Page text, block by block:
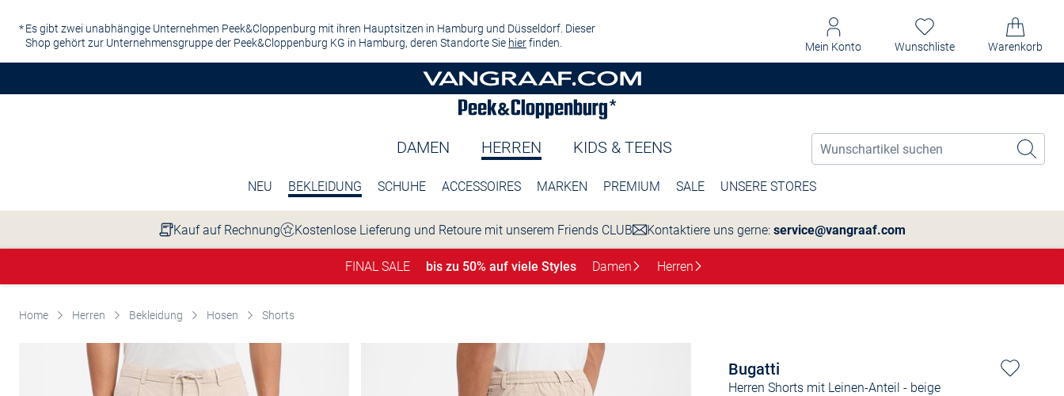
Es gibt zwei unabhängige Unternehmen Peek&Cloppenburg mit ihren Hauptsitzen in Hamburg und Düsseldorf. Dieser
Shop gehört zur Unternehmensgruppe der Peek&Cloppenburg KG in Hamburg, deren Standorte Sie hierfinden. Mein Konto Wunschliste Warenkorb
DAMEN HERREN KIDS & TEENS
NEU BEKLEIDUNG SCHUHE ACCESSOIRES MARKEN PREMIUM SALE UNSERE STORES
Kauf auf Rechnung Kostenlose Lieferung und Retoure mit unserem Friends CLUB Kontaktiere uns gerne: service@vangraaf.com
FINAL SALE bis zu 50% auf viele Styles Damen Herren
Home Herren Bekleidung Hosen Shorts
Bugatti
Herren Shorts mit Leinen-Anteil - beige